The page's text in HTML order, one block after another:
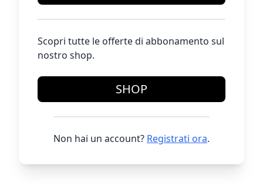
Scopri tutte le offerte di abbonamento sul
nostro shop.
SHOP
Non hai un account? Registrati ora.